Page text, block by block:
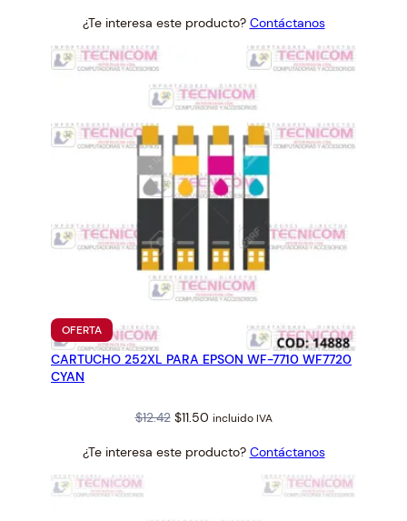
a
n
d
was: is:
¿Te interesa este producto? Contáctanos
OFERTAPRODUCTO
EN
OFERTA
CARTUCHO 252XL PARA EPSON WF-7710 WF7720
CYAN
$12.42 Original
was:
$11.50Current
is:
incluido IVA
¿Te interesa este producto? Contáctanos